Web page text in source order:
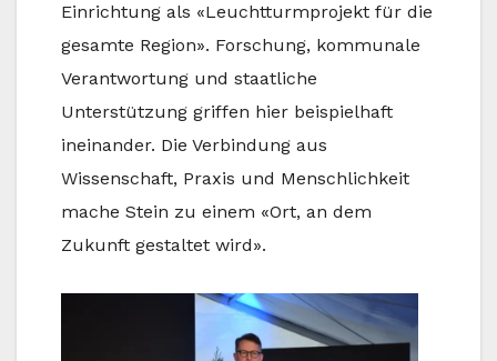
Einrichtung als «Leuchtturmprojekt für die
gesamte Region». Forschung, kommunale
Verantwortung und staatliche
Unterstützung griffen hier beispielhaft
ineinander. Die Verbindung aus
Wissenschaft, Praxis und Menschlichkeit
mache Stein zu einem «Ort, an dem
Zukunft gestaltet wird».